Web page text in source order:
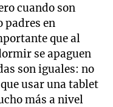
cuando son
padres en
que al
se apaguen
son iguales: no
usar una tablet
más a nivel